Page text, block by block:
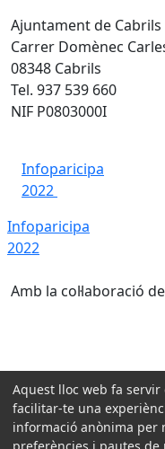
Ajuntament de Cabrils
Carrer Domènec
08348 Cabrils
Tel. 937 539 660
NIF P0803000I
Infoparicipa
2022
Infoparicipa
2022
Amb la col·laboració
Aquest lloc web fa
facilitar-te una
informació anònima per